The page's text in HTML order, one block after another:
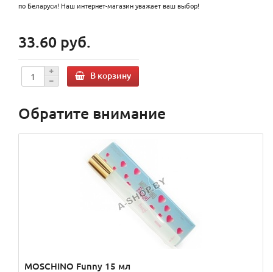
по Беларуси! Наш интернет-магазин уважает ваш выбор!
33.60 руб.
В корзину
Обратите внимание
MOSCHINO Funny 15 мл